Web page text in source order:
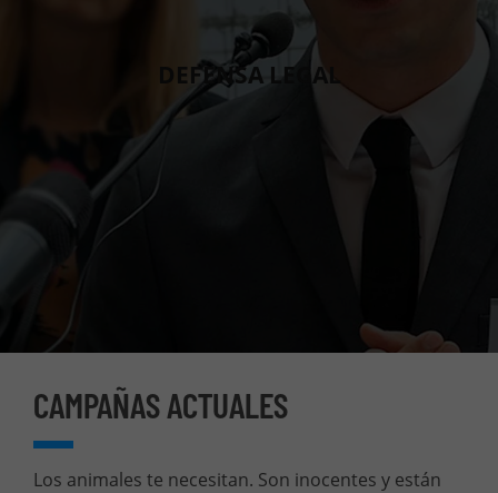
DEFENSA LEGAL
CAMPAÑAS ACTUALES
Los animales te necesitan. Son inocentes y están